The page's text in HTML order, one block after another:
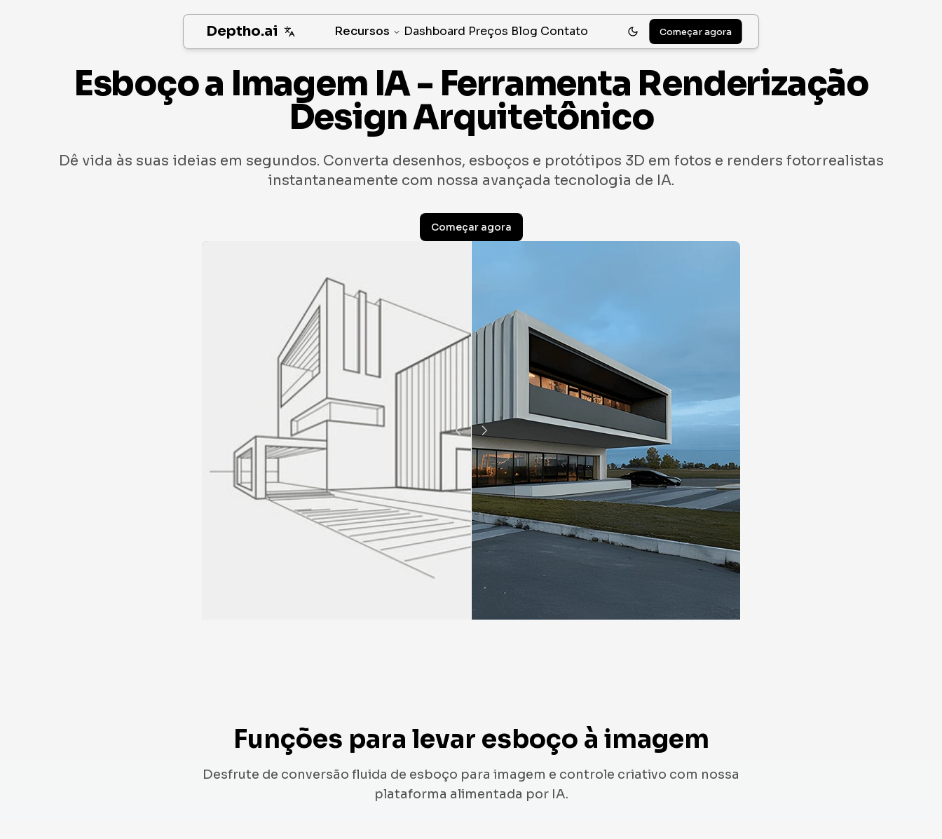
Deptho.ai Recursos Dashboard Preços Blog Contato Começar agora
Esboço a Imagem IA - Ferramenta Renderização
Design Arquitetônico
Dê vida às suas ideias em segundos. Converta desenhos, esboços e protótipos 3D em fotos e renders fotorrealistas
instantaneamente com nossa avançada tecnologia de IA.
Começar agora
Funções para levar esboço à imagem
Desfrute de conversão fluida de esboço para imagem e controle criativo com nossa
plataforma alimentada por IA.